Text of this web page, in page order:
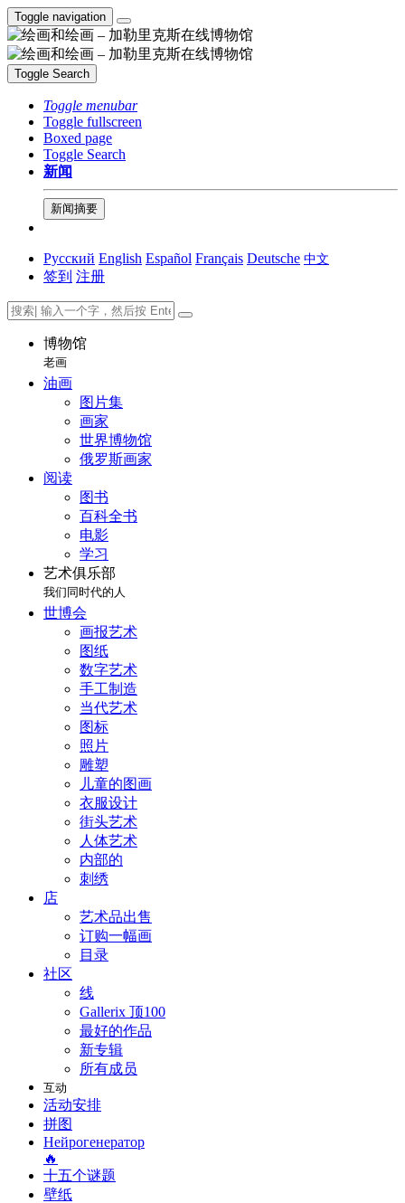
Toggle navigation
Toggle Search
Toggle menubar
Toggle fullscreen
Boxed page
Toggle Search
新闻
新闻摘要
Русский English Español Français Deutsche 中文
签到 注册
博物馆
老画
油画
图片集
画家
世界博物馆
俄罗斯画家
阅读
图书
百科全书
电影
学习
艺术俱乐部
我们同时代的人
世博会
画报艺术
图纸
数字艺术
手工制造
当代艺术
图标
照片
雕塑
儿童的图画
衣服设计
街头艺术
人体艺术
内部的
刺绣
店
艺术品出售
订购一幅画
目录
社区
线
Gallerix 顶100
最好的作品
新专辑
所有成员
互动
活动安排
拼图
Нейрогенератор
🔥
十五个谜题
壁纸